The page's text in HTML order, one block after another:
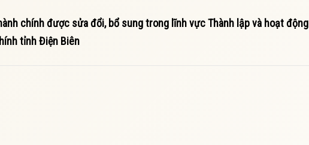
chính được sửa đổi, bổ sung trong lĩnh vực Thành lập và hoạt động
tỉnh Điện Biên